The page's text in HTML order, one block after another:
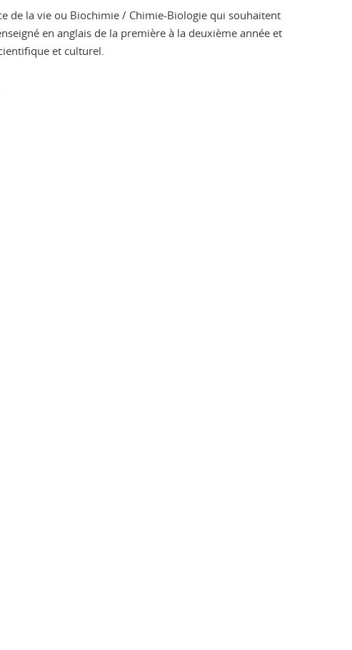
de la vie ou Biochimie / Chimie-Biologie qui souhaitent
en anglais de la première à la deuxième année et
et culturel.